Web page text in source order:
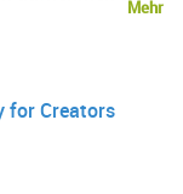
Themen, die
Mehr
for Creators